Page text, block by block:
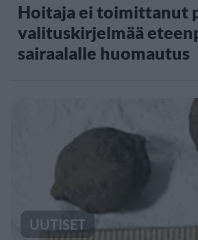
Hoitaja ei toimittanut
valituskirjelmää
sairaalalle huomautus
UUTISET